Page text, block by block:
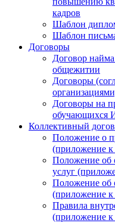
кадров
Шаблон
Шаблон
Договоры
Договор
общежитии
Договоры
Договоры на
обучающихся
Коллективный
Положение о
(приложение к
Положение об
услуг
Положение об
(приложение к
Правила
(приложение к